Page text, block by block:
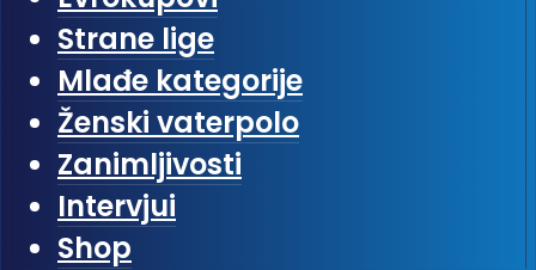
Strane lige
Mlađe kategorije
Ženski vaterpolo
Zanimljivosti
Intervjui
Shop